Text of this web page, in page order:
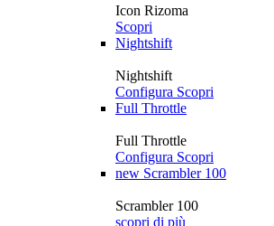
Icon Rizoma
Scopri
Nightshift
Nightshift
Configura Scopri
Full Throttle
Full Throttle
Configura Scopri
new Scrambler 100
Scrambler 100
scopri di più